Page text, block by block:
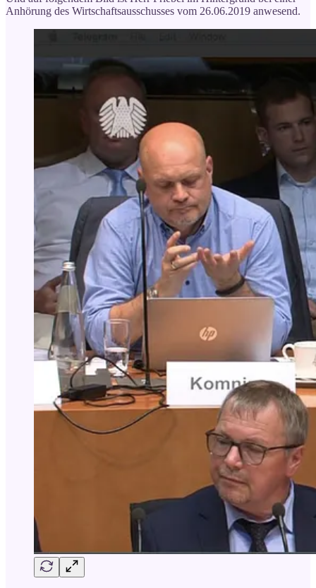
Anhörung des Wirtschaftsausschusses vom 26.06.2019 anwesend.